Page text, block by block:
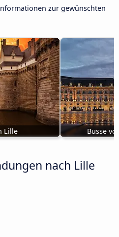
zur gewünschten
Lille Busse
nach Lille